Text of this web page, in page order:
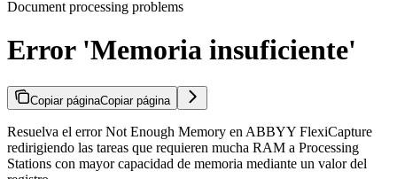
Document processing problems
Error 'Memoria insuficiente'
Copiar páginaCopiar página
Resuelva el error Not Enough Memory en ABBYY FlexiCapture
redirigiendo las tareas que requieren mucha RAM a Processing
Stations con mayor capacidad de memoria mediante un valor del